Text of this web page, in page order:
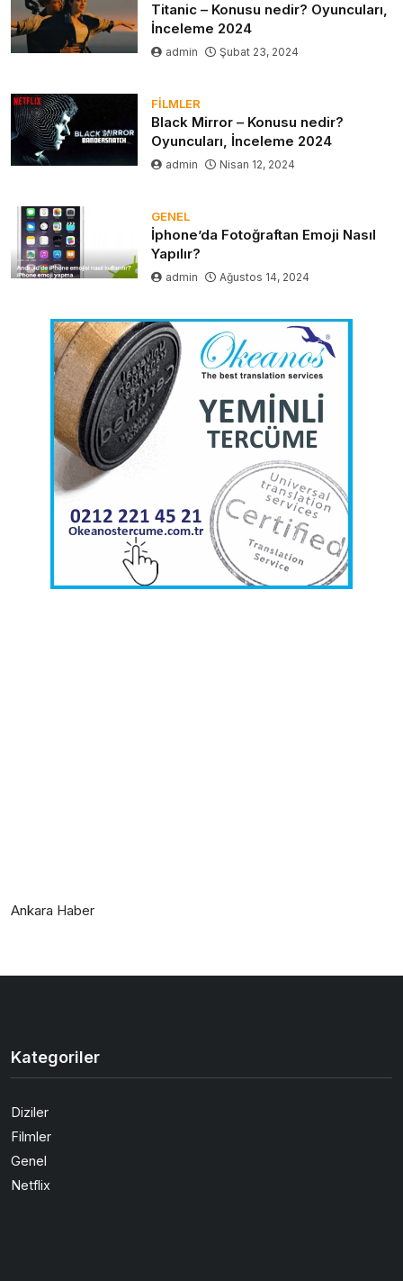
Titanic – Konusu nedir? Oyuncuları,
İnceleme 2024
admin Şubat 23, 2024
FILMLER
Black Mirror – Konusu nedir?
Oyuncuları, İnceleme 2024
admin Nisan 12, 2024
GENEL
İphone’da Fotoğraftan Emoji Nasıl
Yapılır?
admin Ağustos 14, 2024
Ankara Haber
Kategoriler
Diziler
Filmler
Genel
Netflix